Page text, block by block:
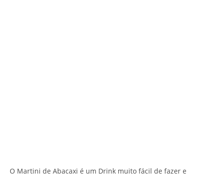
O Martini de Abacaxi é um Drink muito fácil de fazer e